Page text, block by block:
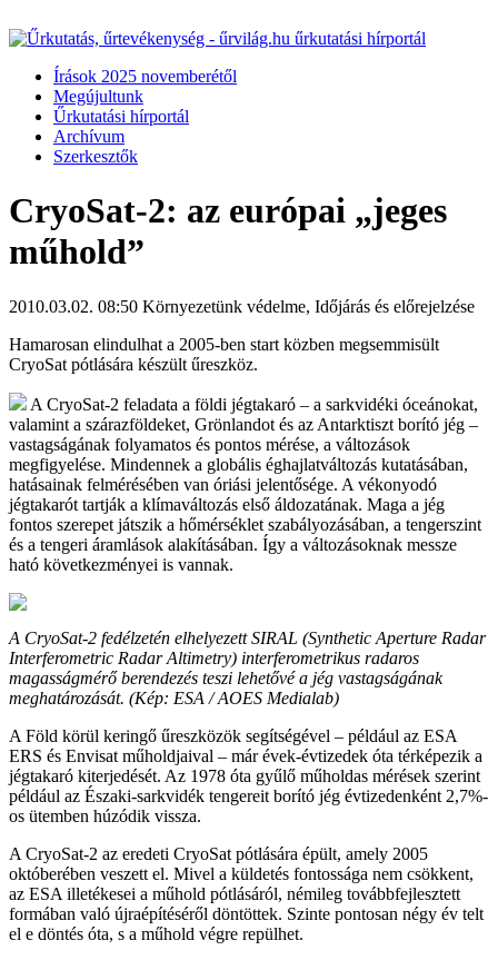
Írások 2025 novemberétől
Megújultunk
Űrkutatási hírportál
Archívum
Szerkesztők
CryoSat-2: az európai „jeges
műhold”
2010.03.02. 08:50 Környezetünk védelme, Időjárás és előrejelzése
Hamarosan elindulhat a 2005-ben start közben megsemmisült
CryoSat pótlására készült űreszköz.
A CryoSat-2 feladata a földi jégtakaró – a sarkvidéki óceánokat,
valamint a szárazföldeket, Grönlandot és az Antarktiszt borító jég –
vastagságának folyamatos és pontos mérése, a változások
megfigyelése. Mindennek a globális éghajlatváltozás kutatásában,
hatásainak felmérésében van óriási jelentősége. A vékonyodó
jégtakarót tartják a klímaváltozás első áldozatának. Maga a jég
fontos szerepet játszik a hőmérséklet szabályozásában, a tengerszint
és a tengeri áramlások alakításában. Így a változásoknak messze
ható következményei is vannak.
A CryoSat-2 fedélzetén elhelyezett SIRAL (Synthetic Aperture Radar
Interferometric Radar Altimetry) interferometrikus radaros
magasságmérő berendezés teszi lehetővé a jég vastagságának
meghatározását. (Kép: ESA / AOES Medialab)
A Föld körül keringő űreszközök segítségével – például az ESA
ERS és Envisat műholdjaival – már évek-évtizedek óta térképezik a
jégtakaró kiterjedését. Az 1978 óta gyűlő műholdas mérések szerint
például az Északi-sarkvidék tengereit borító jég évtizedenként 2,7%-
os ütemben húzódik vissza.
A CryoSat-2 az eredeti CryoSat pótlására épült, amely 2005
októberében veszett el. Mivel a küldetés fontossága nem csökkent,
az ESA illetékesei a műhold pótlásáról, némileg továbbfejlesztett
formában való újraépítéséről döntöttek. Szinte pontosan négy év telt
el e döntés óta, s a műhold végre repülhet.